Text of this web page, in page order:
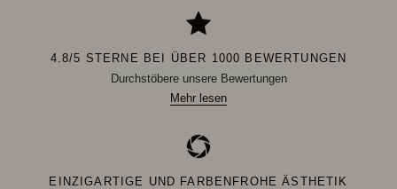
4.8/5 STERNE BEI ÜBER 1000 BEWERTUNGEN
Durchstöbere unsere Bewertungen
Mehr lesen
EINZIGARTIGE UND FARBENFROHE ÄSTHETIK